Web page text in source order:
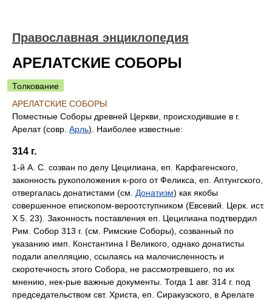
Православная энциклопедия
АРЕЛАТСКИЕ СОБОРЫ
Толкование
АРЕЛАТСКИЕ СОБОРЫ
Поместные Соборы древней Церкви, происходившие в г.
Арелат (совр. Арль). Наиболее известные:
314 г.
1-й А. С. созван по делу Цецилиана, еп. Карфагенского,
законность рукоположения к-рого от Феликса, еп. Аптунгского,
отвергалась донатистами (см. Донатизм) как якобы
совершенное епископом-вероотступником (Евсевий. Церк. ист.
X 5. 23). Законность поставления еп. Цецилиана подтвердил
Рим. Собор 313 г. (см. Римские Соборы), созванный по
указанию имп. Константина I Великого, однако донатисты
подали апелляцию, ссылаясь на малочисленность и
скоротечность этого Собора, не рассмотревшего, по их
мнению, нек-рые важные документы. Тогда 1 авг. 314 г. под
председательством свт. Христа, еп. Сиракузского, в Арелате